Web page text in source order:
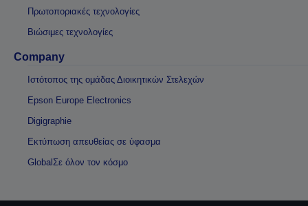
Πρωτοποριακές τεχνολογίες
Βιώσιμες τεχνολογίες
Company
Ιστότοπος της ομάδας Διοικητικών Στελεχών
Epson Europe Electronics
Digigraphie
Εκτύπωση απευθείας σε ύφασμα
GlobalΣε όλον τον κόσμο